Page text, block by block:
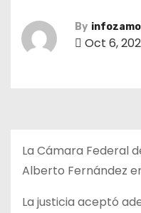
By
Oct 6,
La Cámara Federal
Alberto Fernández
La justicia aceptó